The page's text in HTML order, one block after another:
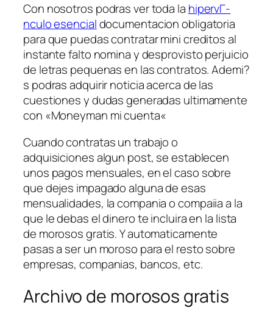
Con nosotros podras ver toda la hipervГ­
nculo esencialdocumentacion obligatoria
para que puedas contratar mini creditos al
instante falto nomina y desprovisto perjuicio
de letras pequenas en las contratos. Ademi?
s podras adquirir noticia acerca de las
cuestiones y dudas generadas ultimamente
con «Moneyman mi cuenta«
Cuando contratas un trabajo o
adquisiciones algun post, se establecen
unos pagos mensuales, en el caso sobre
que dejes impagado alguna de esas
mensualidades, la compania o compaii­a a la
que le debas el dinero te incluira en la lista
de morosos gratis. Y automaticamente
pasas a ser un moroso para el resto sobre
empresas, companias, bancos, etc.
Archivo de morosos gratis